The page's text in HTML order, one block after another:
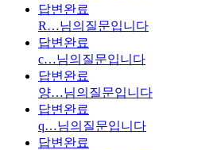
답변완료
R…님의질문입니다
답변완료
c…님의질문입니다
답변완료
양…님의질문입니다
답변완료
q…님의질문입니다
답변완료